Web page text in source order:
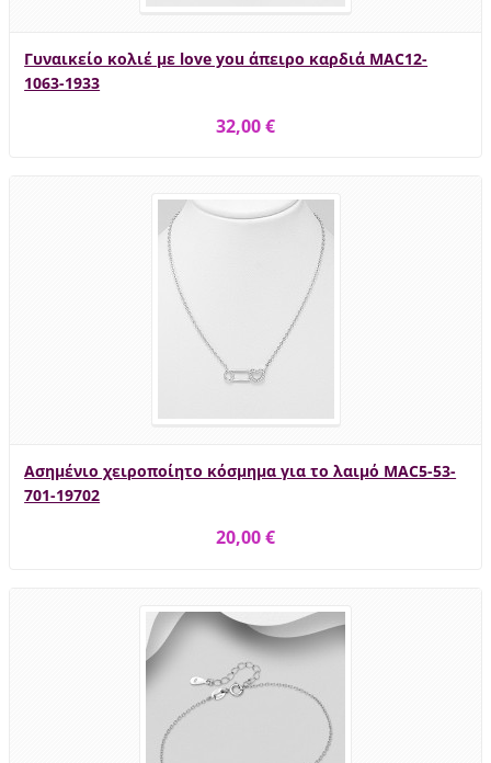
Γυναικείο κολιέ με love you άπειρο καρδιά MAC12-
1063-1933
32,00 €
Ασημένιο χειροποίητο κόσμημα για το λαιμό MAC5-53-
701-19702
20,00 €